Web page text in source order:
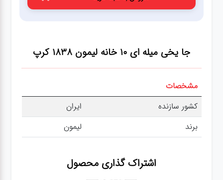
عطر،خوشبو کننده
جا یخی میله ای 10 خانه لیمون 1838 کرپ
مشخصات
کشور سازنده
ایران
برند
لیمون
اشتراک گذاری محصول